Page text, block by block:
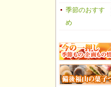
季節のおすす
め